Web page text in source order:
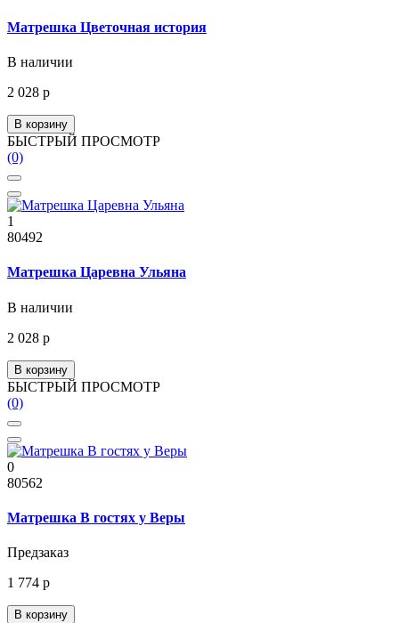
Матрешка Цветочная история
В наличии
2 028 р
В корзину
БЫСТРЫЙ ПРОСМОТР
(0)
1
80492
Матрешка Царевна Ульяна
В наличии
2 028 р
В корзину
БЫСТРЫЙ ПРОСМОТР
(0)
0
80562
Матрешка В гостях у Веры
Предзаказ
1 774 р
В корзину